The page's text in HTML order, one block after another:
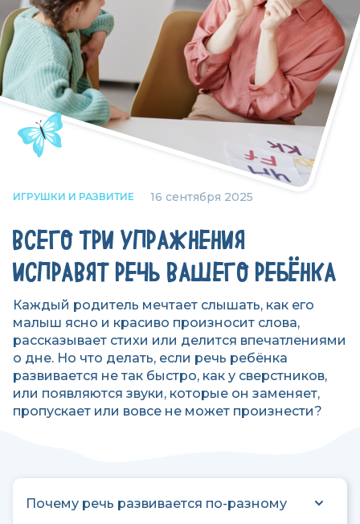
ИГРУШКИ И РАЗВИТИЕ 16 сентября 2025
ВСЕГО ТРИ УПРАЖНЕНИЯ
ИСПРАВЯТ РЕЧЬ ВАШЕГО РЕБЁНКА
Каждый родитель мечтает слышать, как его
малыш ясно и красиво произносит слова,
рассказывает стихи или делится впечатлениями
о дне. Но что делать, если речь ребёнка
развивается не так быстро, как у сверстников,
или появляются звуки, которые он заменяет,
пропускает или вовсе не может произнести?
Почему речь развивается по-разному